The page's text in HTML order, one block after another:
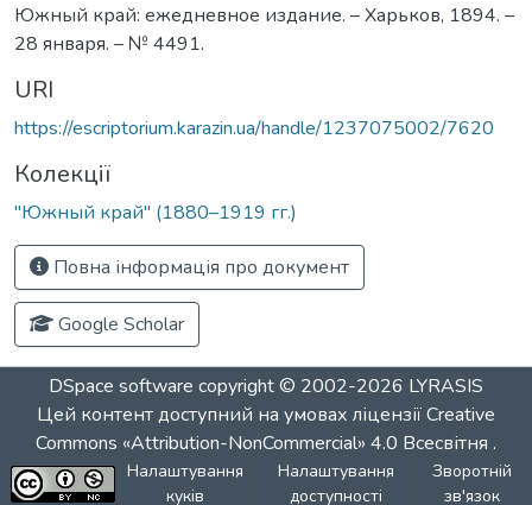
Южный край: ежедневное издание. – Харьков, 1894. –
28 января. – № 4491.
URI
https://escriptorium.karazin.ua/handle/1237075002/7620
Колекції
"Южный край" (1880–1919 гг.)
Повна інформація про документ
Google Scholar
DSpace software copyright © 2002-2026 LYRASIS
Цей контент доступний на умовах ліцензіїCreative
Commons «Attribution-NonCommercial» 4.0 Всесвітня .
Налаштування
куків
Налаштування
доступності
Зворотній
зв'язок